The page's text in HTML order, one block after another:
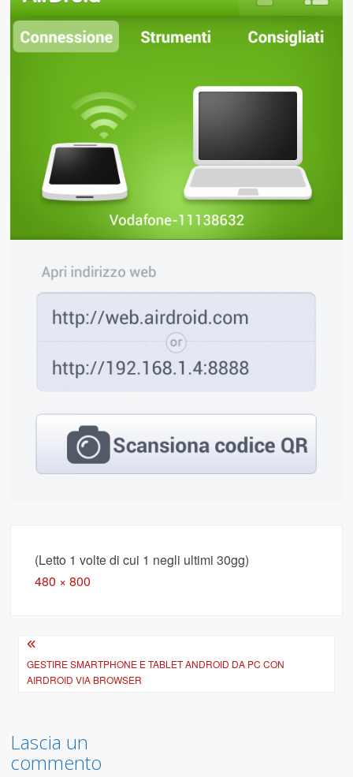
(Letto 1 volte di cui 1 negli ultimi 30gg)
Full
480 × 800
Navigazione
articoli
GESTIRE SMARTPHONE E TABLET ANDROID DA PC CON
AIRDROID VIA BROWSER
Lascia un
commento